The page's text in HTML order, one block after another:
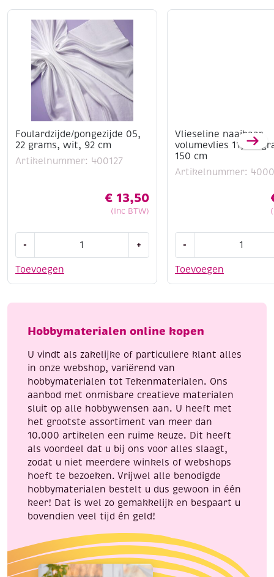
Foulardzijde/pongezijde 05,
22 grams, wit, 92 cm
Artikelnummer: 400127
€ 13,50
(Inc BTW)
Toevoegen
-
22
92
aantal
+
Vlieseline naaibaar
volumevlies 11, 80
150 cm
Artikelnummer:
Toevoegen
-
volumevlies
grams,
cm
Hobbymaterialen online kopen
U vindt als zakelijke of particuliere klant alles
in onze webshop, variërend van
hobbymaterialen tot Tekenmaterialen. Ons
aanbod met onmisbare creatieve materialen
sluit op alle hobbywensen aan. U heeft met
het grootste assortiment van meer dan
10.000 artikelen een ruime keuze. Dit heeft
als voordeel dat u bij ons voor alles slaagt,
zodat u niet meerdere winkels of webshops
hoeft te bezoeken. Vrijwel alle benodigde
hobbymaterialen bestelt u dus gewoon in één
keer! Dat is wel zo gemakkelijk en bespaart u
bovendien veel tijd én geld!